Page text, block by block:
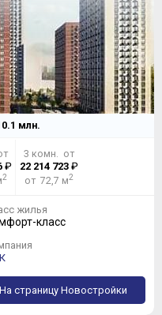
млн.
₽
2
3 комн. от
22 214 723 ₽
от 72,7 м2
жилья
класс
На страницу Новостройки